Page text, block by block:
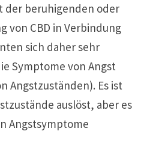
der beruhigenden oder
von CBD in Verbindung
sich daher sehr
Symptome von Angst
Angstzuständen). Es ist
auslöst, aber es
Angstsymptome